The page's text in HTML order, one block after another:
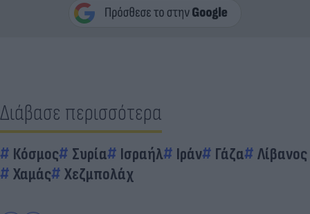
Διάβασε περισσότερα
Κόσμος Συρία Ισραήλ Ιράν Γάζα
Λίβανος
Χαμάς
Χεζμπολάχ